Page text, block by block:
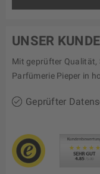
UNSER
Mit geprüfter Qualität,
Parfümerie Pieper in
Geprüfter